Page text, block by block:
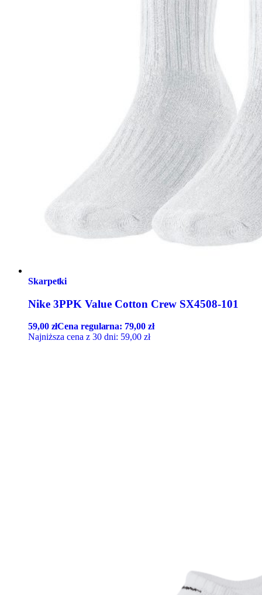
Skarpetki
Nike 3PPK Value Cotton Crew SX4508-101
59,00 złCena regularna: 79,00 zł
Najniższa cena z 30 dni: 59,00 zł